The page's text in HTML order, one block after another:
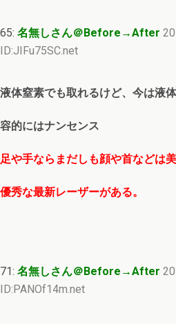
65: 名無しさん＠Before→After
ID:JIFu75SC.net
液体窒素でも取れるけど、今は液
容的にはナンセンス
足や手ならまだしも顔や首などは
優秀な最新レーザーがある。
71: 名無しさん＠Before→After
ID:PANOf14m.net